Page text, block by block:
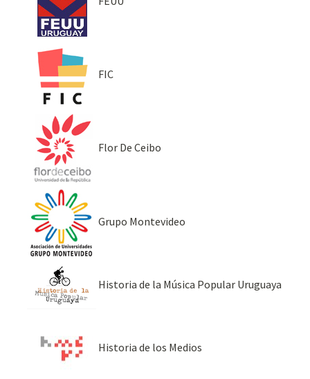
FIC
Flor De Ceibo
Grupo Montevideo
Historia de la Música Popular Uruguaya
Historia de los Medios